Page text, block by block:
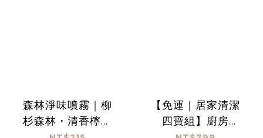
森林淨味噴霧｜柳
杉森林・清香檸檬
【免運｜居家清潔
四寶組】廚房